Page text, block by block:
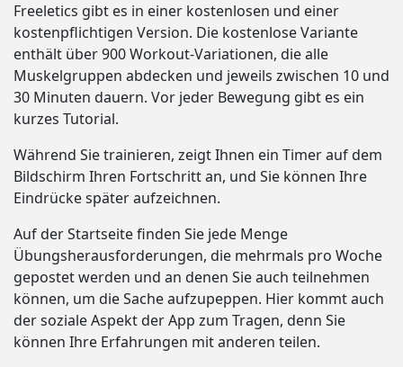
Freeletics gibt es in einer kostenlosen und einer
kostenpflichtigen Version. Die kostenlose Variante
enthält über 900 Workout-Variationen, die alle
Muskelgruppen abdecken und jeweils zwischen 10 und
30 Minuten dauern. Vor jeder Bewegung gibt es ein
kurzes Tutorial.
Während Sie trainieren, zeigt Ihnen ein Timer auf dem
Bildschirm Ihren Fortschritt an, und Sie können Ihre
Eindrücke später aufzeichnen.
Auf der Startseite finden Sie jede Menge
Übungsherausforderungen, die mehrmals pro Woche
gepostet werden und an denen Sie auch teilnehmen
können, um die Sache aufzupeppen. Hier kommt auch
der soziale Aspekt der App zum Tragen, denn Sie
können Ihre Erfahrungen mit anderen teilen.